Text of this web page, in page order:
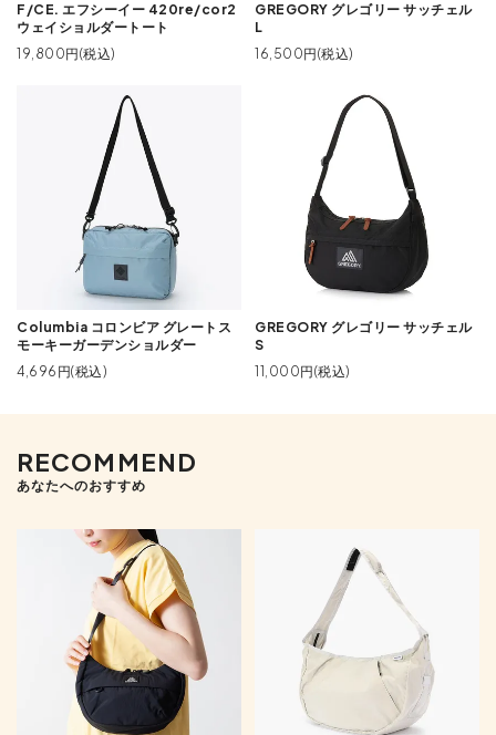
F/CE. エフシーイー 420re/cor2
ウェイショルダートート
19,800円(税込)
GREGORY グレゴリー サッチェル
L
16,500円(税込)
Columbia コロンビア グレートス
モーキーガーデンショルダー
4,696円(税込)
GREGORY グレゴリー サッチェル
S
11,000円(税込)
RECOMMEND
あなたへのおすすめ